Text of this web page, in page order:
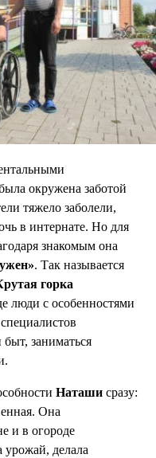
окружена заботой
тяжело заболели,
в интернате. Но для
знакомым она
. Так называется
горка
люди с особенностями
заниматься
Наташи сразу:
Она
и в огороде
делала